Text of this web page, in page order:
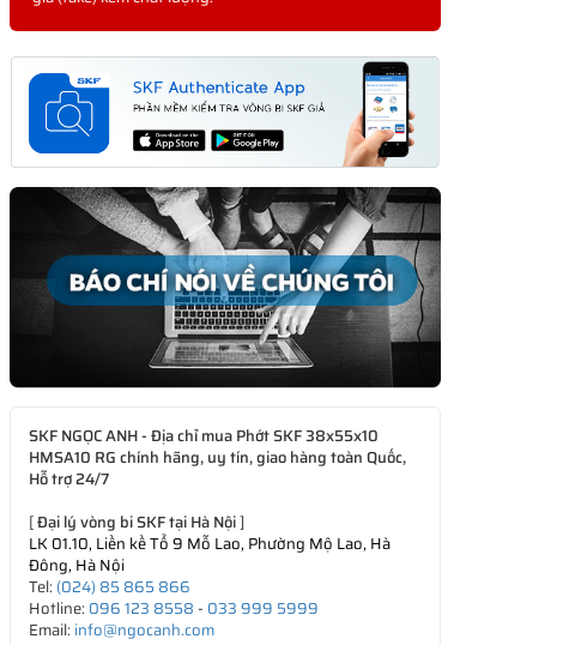
SKF NGỌC ANH - Địa chỉ mua Phớt SKF 38x55x10
HMSA10 RG chính hãng, uy tín, giao hàng toàn Quốc,
Hỗ trợ 24/7
[Đại lý vòng bi SKF tại Hà Nội]
LK 01.10, Liền kề Tổ 9 Mỗ Lao, Phường Mộ Lao, Hà
Đông, Hà Nội
Tel: (024) 85 865 866
Hotline: 096 123 8558- 033 999 5999
Email: info@ngocanh.com